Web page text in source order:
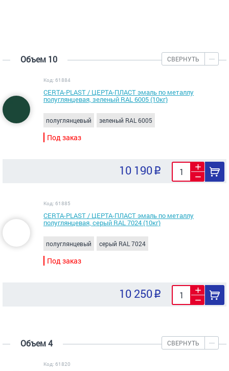
Объем 10 СВЕРНУТЬ
Код: 61884
CERTA-PLAST / ЦЕРТА-ПЛАСТ эмаль по металлу
полуглянцевая, зеленый RAL 6005 (10кг)
полуглянцевый зеленый RAL 6005
Под заказ
10 190
Код: 61885
CERTA-PLAST / ЦЕРТА-ПЛАСТ эмаль по металлу
полуглянцевая, серый RAL 7024 (10кг)
полуглянцевый серый RAL 7024
Под заказ
10 250
Объем 4 СВЕРНУТЬ
Код: 61820